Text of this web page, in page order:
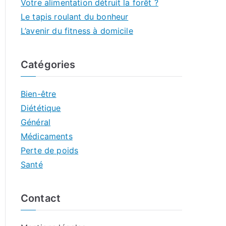
Votre alimentation détruit la forêt ?
Le tapis roulant du bonheur
L’avenir du fitness à domicile
Catégories
Bien-être
Diététique
Général
Médicaments
Perte de poids
Santé
Contact